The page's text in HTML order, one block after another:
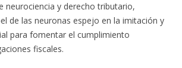
neurociencia y derecho tributario,
de las neuronas espejo en la imitación y
para fomentar el cumplimiento
fiscales.